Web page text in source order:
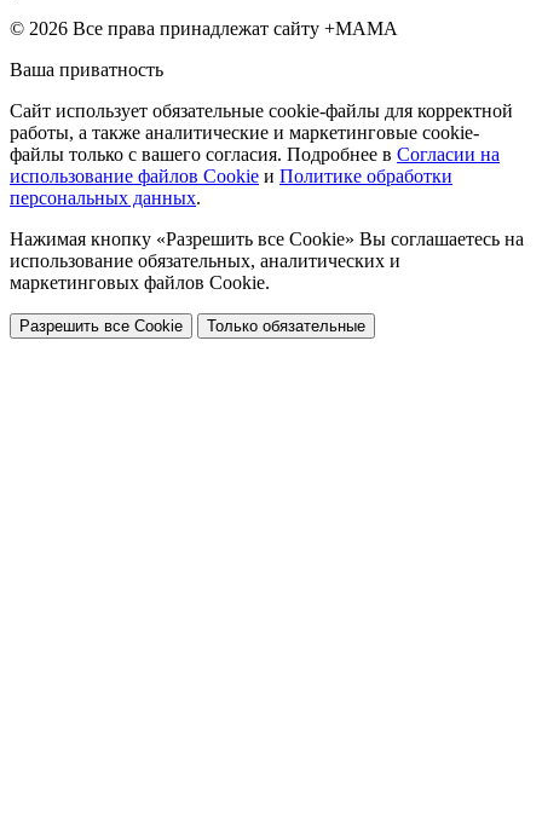
© 2026 Все права принадлежат сайту +МАМА
Ваша приватность
Сайт использует обязательные cookie-файлы для корректной
работы, а также аналитические и маркетинговые cookie-
файлы только с вашего согласия. Подробнее в Согласии на
использование файлов Cookie и Политике обработки
персональных данных.
Нажимая кнопку «Разрешить все Cookie» Вы соглашаетесь на
использование обязательных, аналитических и
маркетинговых файлов Cookie.
Разрешить все Cookie Только обязательные